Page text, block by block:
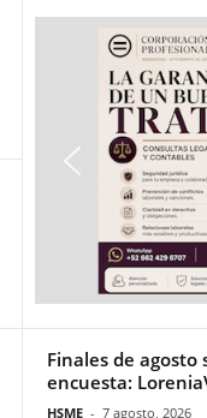
Finales de agosto
encuesta:
HSME - 7 agosto, 2026